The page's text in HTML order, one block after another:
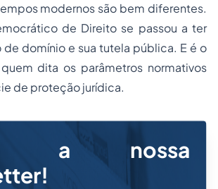
modernos são bem diferentes.
de Direito se passou a ter
de domínio e sua tutela pública. E é o
dita os parâmetros normativos
de proteção jurídica.
a nossa